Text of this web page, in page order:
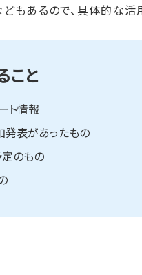
もあるので、具体的な活
こと
ト情報
表があったもの
のもの